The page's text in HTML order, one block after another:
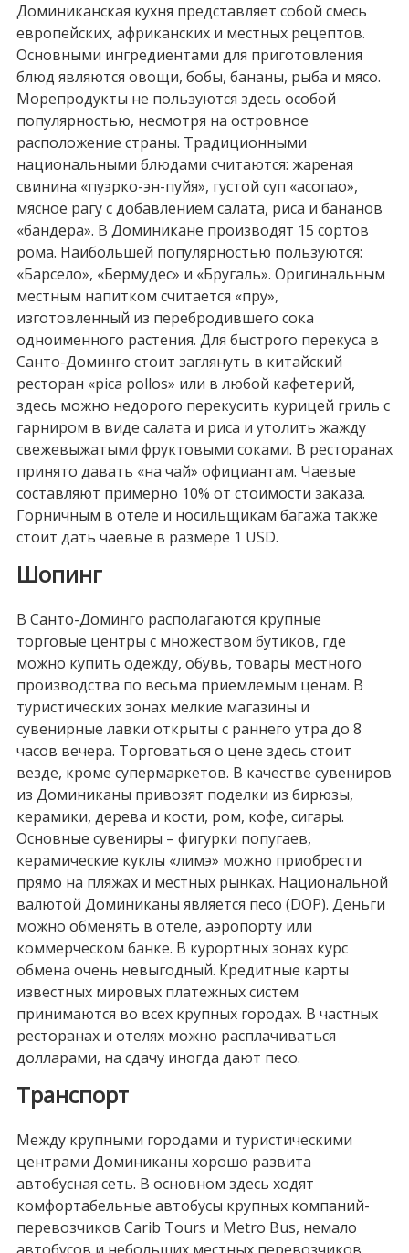
Доминиканская кухня представляет собой смесь
европейских, африканских и местных рецептов.
Основными ингредиентами для приготовления
блюд являются овощи, бобы, бананы, рыба и мясо.
Морепродукты не пользуются здесь особой
популярностью, несмотря на островное
расположение страны. Традиционными
национальными блюдами считаются: жареная
свинина «пуэрко-эн-пуйя», густой суп «асопао»,
мясное рагу с добавлением салата, риса и бананов
«бандера». В Доминикане производят 15 сортов
рома. Наибольшей популярностью пользуются:
«Барсело», «Бермудес» и «Бругаль». Оригинальным
местным напитком считается «пру»,
изготовленный из перебродившего сока
одноименного растения. Для быстрого перекуса в
Санто-Доминго стоит заглянуть в китайский
ресторан «pica pollos» или в любой кафетерий,
здесь можно недорого перекусить курицей гриль с
гарниром в виде салата и риса и утолить жажду
свежевыжатыми фруктовыми соками. В ресторанах
принято давать «на чай» официантам. Чаевые
составляют примерно 10% от стоимости заказа.
Горничным в отеле и носильщикам багажа также
стоит дать чаевые в размере 1 USD.
Шопинг
В Санто-Доминго располагаются крупные
торговые центры с множеством бутиков, где
можно купить одежду, обувь, товары местного
производства по весьма приемлемым ценам. В
туристических зонах мелкие магазины и
сувенирные лавки открыты с раннего утра до 8
часов вечера. Торговаться о цене здесь стоит
везде, кроме супермаркетов. В качестве сувениров
из Доминиканы привозят поделки из бирюзы,
керамики, дерева и кости, ром, кофе, сигары.
Основные сувениры – фигурки попугаев,
керамические куклы «лимэ» можно приобрести
прямо на пляжах и местных рынках. Национальной
валютой Доминиканы является песо (DOP). Деньги
можно обменять в отеле, аэропорту или
коммерческом банке. В курортных зонах курс
обмена очень невыгодный. Кредитные карты
известных мировых платежных систем
принимаются во всех крупных городах. В частных
ресторанах и отелях можно расплачиваться
долларами, на сдачу иногда дают песо.
Транспорт
Между крупными городами и туристическими
центрами Доминиканы хорошо развита
автобусная сеть. В основном здесь ходят
комфортабельные автобусы крупных компаний-
перевозчиков Carib Tours и Metro Bus, немало